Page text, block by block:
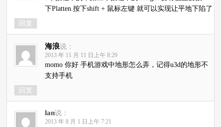
下Platten.按下shift + 鼠标左键 就可以实现让平地下陷了
回复
海浪说：
2013 年 11 月 11 日上午 8:29
momo 你好 手机游戏中地形怎么弄，记得u3d的地形不
支持手机
回复
lan说：
2013 年 8 月 1 日上午 7:21